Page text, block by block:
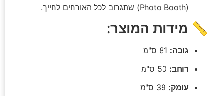
(Photo Booth) שתגרום לכל האורחים לחייך.
📏 מידות המוצר:
גובה:
רוחב:
עומק: